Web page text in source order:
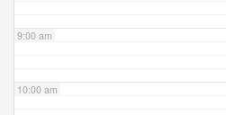
9:00 am
10:00 am